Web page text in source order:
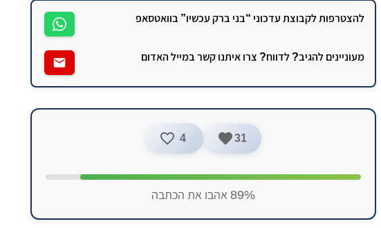
להצטרפות לקבוצת עדכוני “בני ברק עכשיו” בוואטסאפ
מעוניינים להגיב? לדווח? צרו איתנו קשר במייל האדום
31
4
89% אהבו את הכתבה